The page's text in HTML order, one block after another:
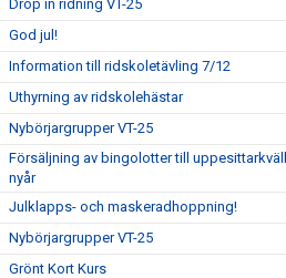
Drop in ridning VT-25
God jul!
Information till ridskoletävling 7/12
Uthyrning av ridskolehästar
Nybörjargrupper VT-25
Försäljning av bingolotter till
nyår
Julklapps- och maskeradhoppning!
Nybörjargrupper VT-25
Grönt Kort Kurs